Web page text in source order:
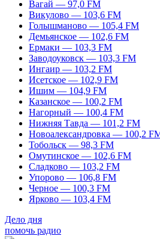
Вагай — 97,0 FM
Викулово — 103,6 FM
Голышманово — 105,4 FM
Демьянское — 102,6 FM
Ермаки — 103,3 FM
Заводоуковск — 103,3 FM
Ингаир — 103,2 FM
Исетское — 102,9 FM
Ишим — 104,9 FM
Казанское — 100,2 FM
Нагорный — 100,4 FM
Нижняя Тавда — 101,2 FM
Новоалександровка — 100,2
Тобольск — 98,3 FM
Омутинское — 102,6 FM
Сладково — 103,2 FM
Упорово — 106,8 FM
Черное — 100,3 FM
Ярково — 103,4 FM
Дело дня
помочь радио